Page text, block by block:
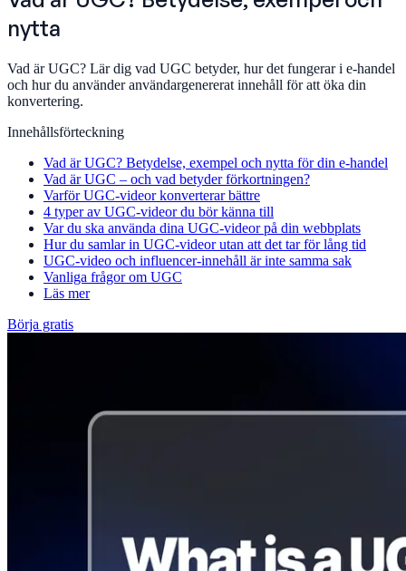
nytta
Vad är UGC? Lär dig vad UGC betyder, hur det fungerar i e-handel
och hur du använder användargenererat innehåll för att öka din
konvertering.
Innehållsförteckning
Vad är UGC? Betydelse, exempel och nytta för din e-handel
Vad är UGC – och vad betyder förkortningen?
Varför UGC-videor konverterar bättre
4 typer av UGC-videor du bör känna till
Var du ska använda dina UGC-videor på din webbplats
Hur du samlar in UGC-videor utan att det tar för lång tid
UGC-video och influencer-innehåll är inte samma sak
Vanliga frågor om UGC
Läs mer
Börja gratis